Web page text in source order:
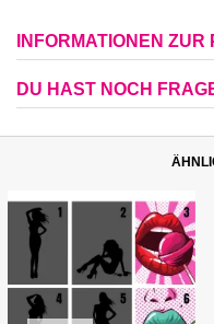
INFORMATIONEN
DU HAST NOCH